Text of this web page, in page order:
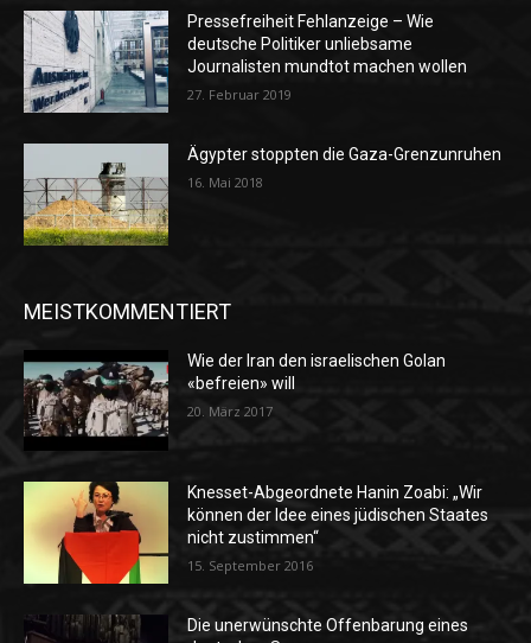
Pressefreiheit Fehlanzeige – Wie
deutsche Politiker unliebsame
Journalisten mundtot machen wollen
27. Februar 2019
Ägypter stoppten die Gaza-Grenzunruhen
16. Mai 2018
MEISTKOMMENTIERT
Wie der Iran den israelischen Golan
«befreien» will
20. März 2017
Knesset-Abgeordnete Hanin Zoabi: „Wir
können der Idee eines jüdischen Staates
nicht zustimmen“
15. September 2016
Die unerwünschte Offenbarung eines